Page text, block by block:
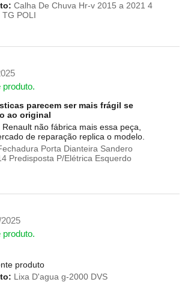
Calha De Chuva Hr-v 2015 a 2021 4
TG POLI
produto.
parecem ser mais frágil se
ao original
não fábrica mais essa peça,
de reparação replica o modelo.
Porta Dianteira Sandero
Predisposta P/Elétrica Esquerdo
2025
produto.
produto
Lixa D'agua g-2000 DVS